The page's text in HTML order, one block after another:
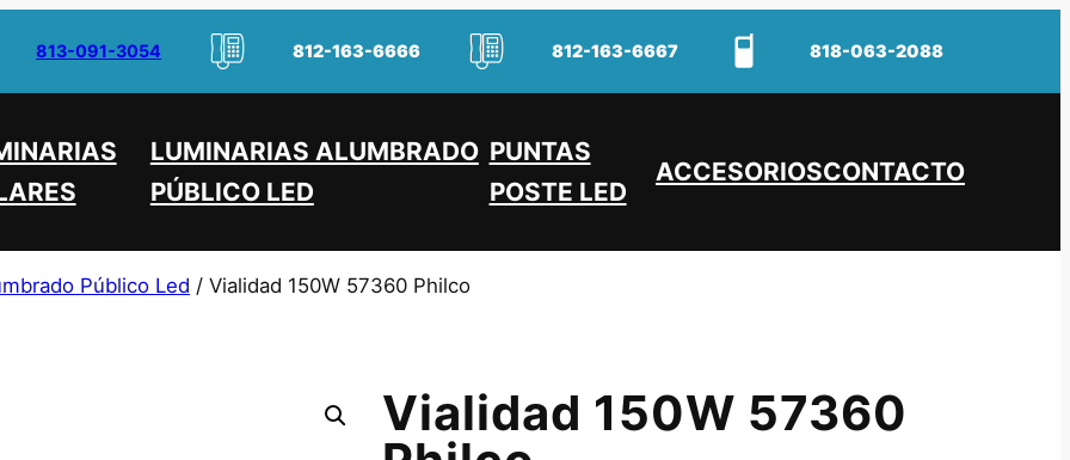
813-091-3054 812-163-6666 812-163-6667 818-063-2088
LUMINARIAS ALUMBRADO
PÚBLICO LED
PUNTAS
POSTE LED
ACCESORIOSCONTACTO
Público Led / Vialidad 150W 57360 Philco
Vialidad 150W 57360